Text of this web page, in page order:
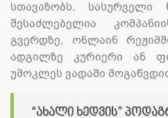
სთავაზობს. სასურველი
შესაძლებელია
გვერდზე, ონლაინ
ადგილზე კურიერი ან
უმოკლეს ვადაში
“ახალი ხედვის”